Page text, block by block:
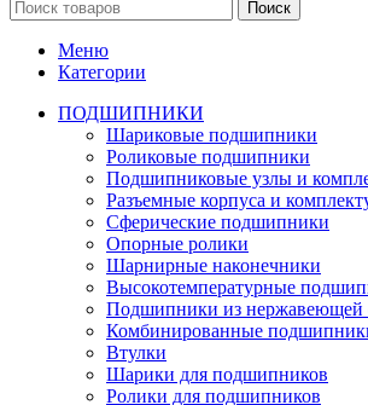
Поиск
Меню
Категории
ПОДШИПНИКИ
Шариковые подшипники
Роликовые подшипники
Подшипниковые узлы и
Разъемные корпуса и
Сферические подшипники
Опорные ролики
Шарнирные наконечники
Высокотемпературные
Подшипники из нержавеющей
Комбинированные
Втулки
Шарики для подшипников
Ролики для подшипников